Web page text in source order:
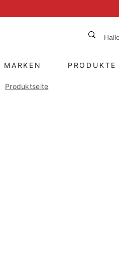
MARKEN PRODUKTE
Produktseite